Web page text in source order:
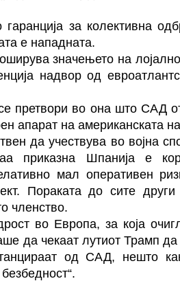
за колективна
е нападната.
значењето на
надвор од
претвори во она што САД
апарат на американската
да учествува во војна
приказна Шпанија е
мал оперативен
Пораката до сите
членство.
во Европа, за која
да чекаат лутиот Трамп да
од САД, нешто